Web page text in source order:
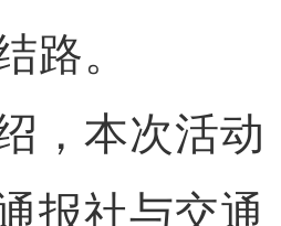
路。
本次活动
报社与交通